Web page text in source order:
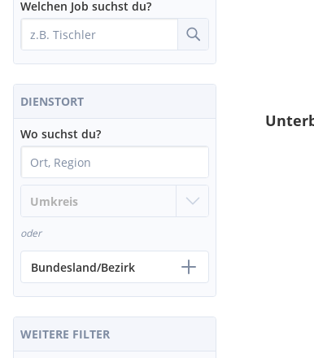
Welchen Job suchst du?
DIENSTORT
Wo suchst du?
oder
Bundesland/Bezirk
WEITERE FILTER